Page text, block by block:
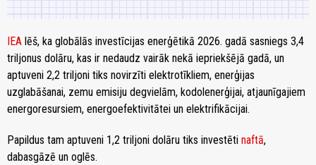
IEA lēš, ka globālās investīcijas enerģētikā 2026. gadā sasniegs 3,4
triljonus dolāru, kas ir nedaudz vairāk nekā iepriekšējā gadā, un
aptuveni 2,2 triljoni tiks novirzīti elektrotīkliem, enerģijas
uzglabāšanai, zemu emisiju degvielām, kodolenerģijai, atjaunīgajiem
energoresursiem, energoefektivitātei un elektrifikācijai.
Papildus tam aptuveni 1,2 triljoni dolāru tiks investēti naftā,
dabasgāzē un oglēs.